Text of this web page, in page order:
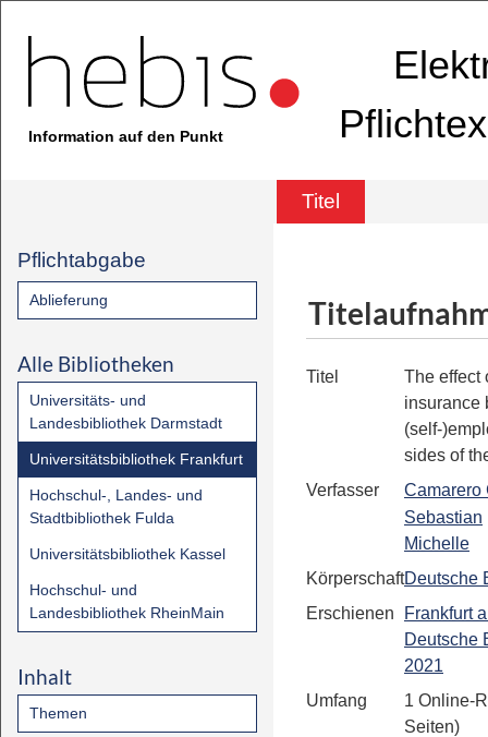
Information auf den Punkt
Titel
Pflichtabgabe
Ablieferung
Alle Bibliotheken
Universitäts- und
Landesbibliothek Darmstadt
Universitätsbibliothek Frankfurt
Hochschul-, Landes- und
Stadtbibliothek Fulda
Universitätsbibliothek Kassel
Hochschul- und
Landesbibliothek RheinMain
Inhalt
Themen
Titel
The effect
insurance
(self-
sides of
Verfasser
Camarero
Sebastian
Michelle
KörperschaftDeutsche
Erschienen
Frankfurt
Deutsche
2021
Umfang
1 Online-
Seiten)